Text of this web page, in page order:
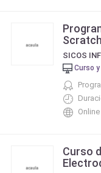
Scratch
SICOS
Curso
Online
Curso